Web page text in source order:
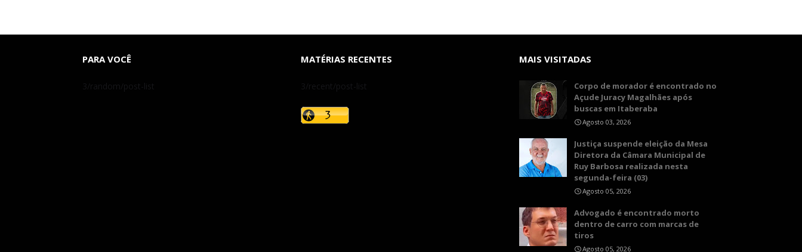
PARA VOCÊ
3/random/post-list
MATÉRIAS RECENTES
3/recent/post-list
MAIS VISITADAS
Corpo de morador é encontrado no
Açude Juracy Magalhães após
buscas em Itaberaba
Agosto 03, 2026
​Justiça suspende eleição da Mesa
Diretora da Câmara Municipal de
Ruy Barbosa realizada nesta
segunda-feira (03)
Agosto 05, 2026
Advogado é encontrado morto
dentro de carro com marcas de
tiros
Agosto 05, 2026